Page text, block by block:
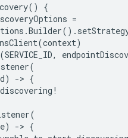
{
=
-> {
-> {